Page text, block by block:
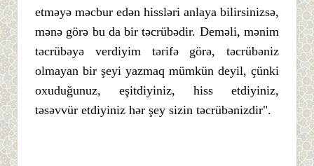
etməyə məcbur edən hissləri anlaya bilirsinizsə,
mənə görə bu da bir təcrübədir. Deməli, mənim
təcrübəyə verdiyim tərifə görə, təcrübəniz
olmayan bir şeyi yazmaq mümkün deyil, çünki
oxuduğunuz, eşitdiyiniz, hiss etdiyiniz,
təsəvvür etdiyiniz hər şey sizin təcrübənizdir".